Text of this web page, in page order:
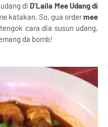
di D'Laila Mee Udang di
katakan. So, gua ordermee
cara dia susun udang,
da bomb!